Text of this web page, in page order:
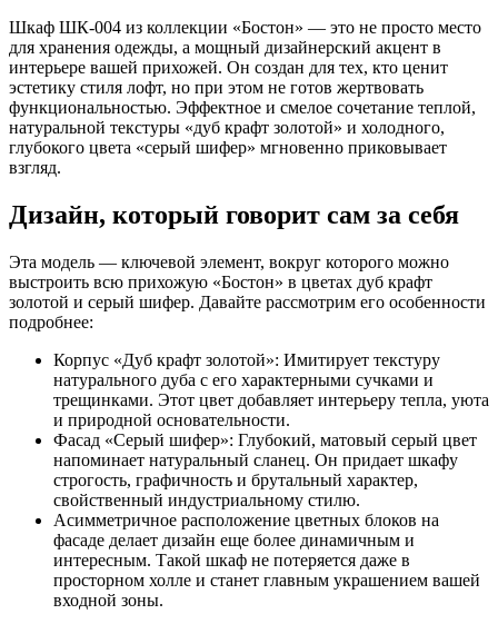
Шкаф ШК-004 из коллекции «Бостон» — это не просто место
для хранения одежды, а мощный дизайнерский акцент в
интерьере вашей прихожей. Он создан для тех, кто ценит
эстетику стиля лофт, но при этом не готов жертвовать
функциональностью. Эффектное и смелое сочетание теплой,
натуральной текстуры «дуб крафт золотой» и холодного,
глубокого цвета «серый шифер» мгновенно приковывает
взгляд.
Дизайн, который говорит сам за себя
Эта модель — ключевой элемент, вокруг которого можно
выстроить всю прихожую «Бостон» в цветах дуб крафт
золотой и серый шифер. Давайте рассмотрим его особенности
подробнее:
Корпус «Дуб крафт золотой»: Имитирует текстуру
натурального дуба с его характерными сучками и
трещинками. Этот цвет добавляет интерьеру тепла, уюта
и природной основательности.
Фасад «Серый шифер»: Глубокий, матовый серый цвет
напоминает натуральный сланец. Он придает шкафу
строгость, графичность и брутальный характер,
свойственный индустриальному стилю.
Асимметричное расположение цветных блоков на
фасаде делает дизайн еще более динамичным и
интересным. Такой шкаф не потеряется даже в
просторном холле и станет главным украшением вашей
входной зоны.